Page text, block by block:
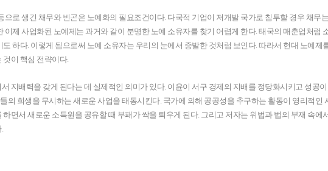
으로 생긴 채무와 빈곤은 노예화의 필요조건이다. 다국적 기업이 저개발 국가로 침투할 경우 채무
제 사업화된 노예제는 과거와 같이 분명한 노예 소유자를 찾기 어렵게 한다. 태국의 매춘업처럼
하다. 이렇게 됨으로써 노예 소유자는 우리의 눈에서 증발한 것처럼 보인다. 따라서 현대 노예제
것이 핵심 전략이다.
지배력을 갖게 된다는 데 실제적인 의미가 있다. 이윤이 서구 경제의 지배를 정당화시키고 성공이
의 희생을 무시하는 새로운 사업을 태동시킨다. 국가에 의해 공공성을 추구하는 활동이 영리적인
면서 새로운 소득원을 공유할 때 부패가 싹을 틔우게 된다. 그리고 저자는 위법과 법의 부재 속에